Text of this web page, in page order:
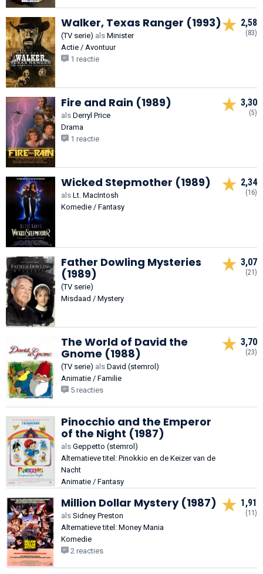
Walker, Texas Ranger (1993)
(TV serie) als Minister
Actie / Avontuur
1 reactie
2,58
(83)
Fire and Rain (1989)
als Derryl Price
Drama
1 reactie
3,30
(5)
Wicked Stepmother (1989)
als Lt. MacIntosh
Komedie / Fantasy
2,34
(16)
Father Dowling Mysteries
(1989)
(TV serie)
Misdaad / Mystery
3,07
(21)
The World of David the
Gnome (1988)
(TV serie) als David (stemrol)
Animatie / Familie
5 reacties
3,70
(23)
Pinocchio and the Emperor
of the Night (1987)
als Geppetto (stemrol)
Alternatieve titel: Pinokkio en de Keizer van de
Nacht
Animatie / Fantasy
Million Dollar Mystery (1987)
als Sidney Preston
Alternatieve titel: Money Mania
Komedie
2 reacties
1,91
(11)